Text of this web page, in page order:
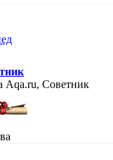
Aqa.ru, Советник